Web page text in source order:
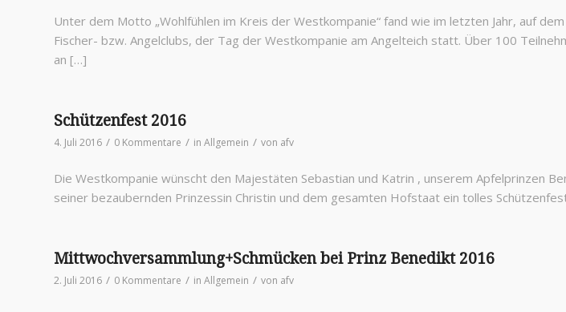
Unter dem Motto „Wohlfühlen im Kreis der Westkompanie“ fand wie im letzten Jahr, auf
Fischer- bzw. Angelclubs, der Tag der Westkompanie am Angelteich statt. Über 100
an […]
Schützenfest 2016
4. Juli 2016 / 0 Kommentare / in Allgemein / von afv
Die Westkompanie wünscht den Majestäten Sebastian und Katrin , unserem Apfelprinzen
seiner bezaubernden Prinzessin Christin und dem gesamten Hofstaat ein tolles
Mittwochversammlung+Schmücken bei Prinz Benedikt 2016
2. Juli 2016 / 0 Kommentare / in Allgemein / von afv